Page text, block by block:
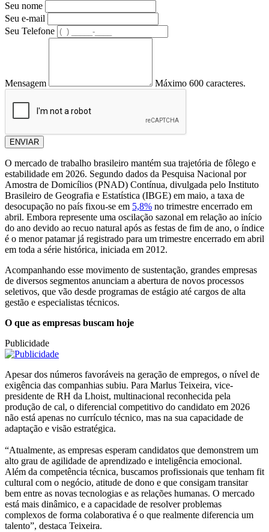
Seu nome
Seu e-mail
Seu Telefone
Mensagem Máximo 600 caracteres.
ENVIAR
O mercado de trabalho brasileiro mantém sua trajetória de fôlego e
estabilidade em 2026. Segundo dados da Pesquisa Nacional por
Amostra de Domicílios (PNAD) Contínua, divulgada pelo Instituto
Brasileiro de Geografia e Estatística (IBGE) em maio, a taxa de
desocupação no país fixou-se em 5,8% no trimestre encerrado em
abril. Embora represente uma oscilação sazonal em relação ao início
do ano devido ao recuo natural após as festas de fim de ano, o índice
é o menor patamar já registrado para um trimestre encerrado em abril
em toda a série histórica, iniciada em 2012.
Acompanhando esse movimento de sustentação, grandes empresas
de diversos segmentos anunciam a abertura de novos processos
seletivos, que vão desde programas de estágio até cargos de alta
gestão e especialistas técnicos.
O que as empresas buscam hoje
Publicidade
Apesar dos números favoráveis na geração de empregos, o nível de
exigência das companhias subiu. Para Marlus Teixeira, vice-
presidente de RH da Lhoist, multinacional reconhecida pela
produção de cal, o diferencial competitivo do candidato em 2026
não está apenas no currículo técnico, mas na sua capacidade de
adaptação e visão estratégica.
“Atualmente, as empresas esperam candidatos que demonstrem um
alto grau de agilidade de aprendizado e inteligência emocional.
Além da competência técnica, buscamos profissionais que tenham fit
cultural com o negócio, atitude de dono e que consigam transitar
bem entre as novas tecnologias e as relações humanas. O mercado
está mais dinâmico, e a capacidade de resolver problemas
complexos de forma colaborativa é o que realmente diferencia um
talento”, destaca Teixeira.